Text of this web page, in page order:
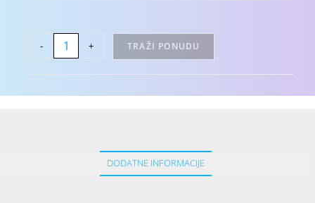
- + TRAŽI PONUDU
DODATNE INFORMACIJE